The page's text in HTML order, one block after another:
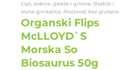
čips, kokice, galete i grisine, Slatkiši i
slane grickalice, Proizvodi bez glutena
Organski Flips
McLLOYD`S
Morska So
Biosaurus 50g